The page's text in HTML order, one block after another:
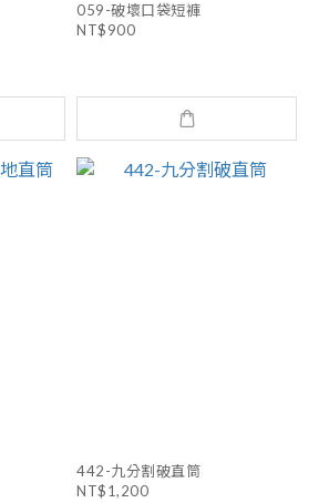
059-破壞口袋短褲
NT$900
442-九分割破直筒
NT$1,200